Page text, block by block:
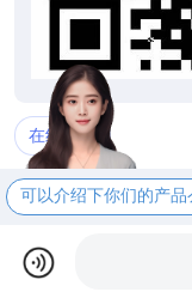
在线拨打
可以介绍下你们的产品